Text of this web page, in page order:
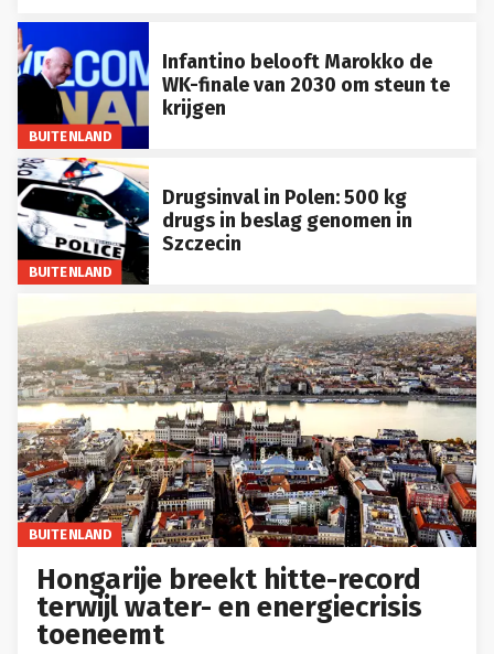
BUITENLAND
Infantino belooft Marokko de
WK-finale van 2030 om steun te
krijgen
BUITENLAND
Drugsinval in Polen: 500 kg
drugs in beslag genomen in
Szczecin
BUITENLAND
Hongarije breekt hitte-record
terwijl water- en energiecrisis
toeneemt